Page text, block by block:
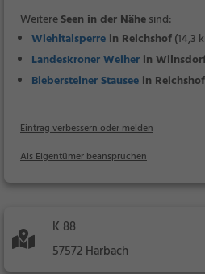
WeitereSeen in der Nähesind:
Wiehltalsperre in Reichshof(14,3
Landeskroner Weiher in
Biebersteiner Stausee in Reichshof
Eintrag verbessern oder melden
Als Eigentümer beanspruchen
K 88
57572 Harbach